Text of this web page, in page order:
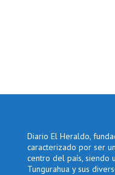
Diario El Heraldo,
caracterizado por ser
centro del país, siendo
Tungurahua y sus